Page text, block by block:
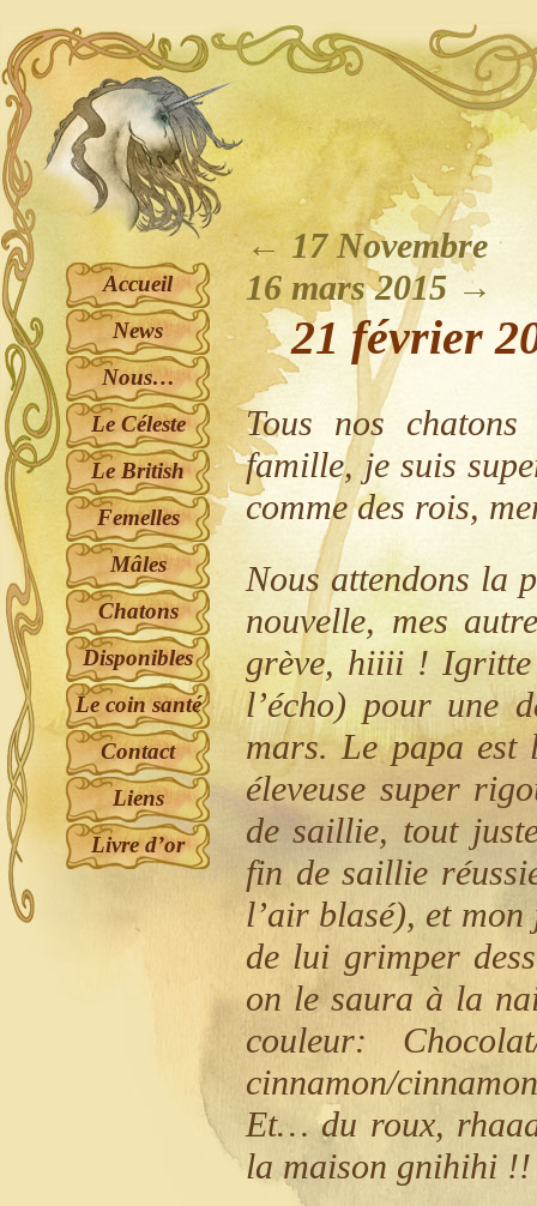
←17 Novembre
16 mars 2015 →
21 février
Tous nos
famille, je suis
comme des rois,
Nous attendons la
nouvelle, mes
grève, hiiii ! Igritte
l’écho) pour une
mars. Le papa est
éleveuse super
de saillie, tout
fin de saillie
l’air blasé), et
de lui grimper
on le saura à la
couleur:
cinnamon/
Et… du roux,
la maison gnihihi !!
Accueil
News
Nous…
Le Céleste
Le British
Femelles
Mâles
Chatons
Disponibles
Le coin santé
Contact
Liens
Livre d’or